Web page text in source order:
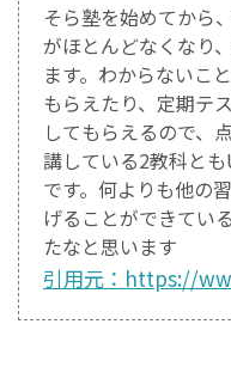
そら塾を始めてから
がほとんどなくなり
ます。わからないこ
もらえたり、定期テ
してもらえるので、
講している2教科と
です。何よりも他の
げることができてい
たなと思います
引用元：https://